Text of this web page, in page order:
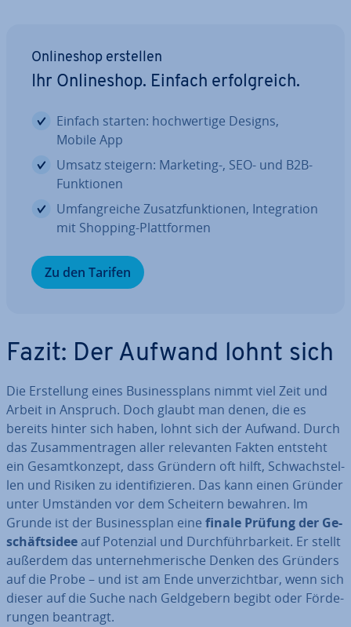
On­line­shop erstellen
Ihr On­line­shop. Einfach er­folg­reich.
Einfach starten: hoch­wer­ti­ge Designs,
Mobile App
Umsatz steigern: Marketing-, SEO- und B2B-
Funk­tio­nen
Um­fang­rei­che Zu­satz­funk­tio­nen, In­te­gra­ti­on
mit Shopping-Platt­for­men
Zu den Tarifen
Fazit: Der Aufwand lohnt sich
Die Er­stel­lung eines Busi­ness­plans nimmt viel Zeit und
Arbeit in Anspruch. Doch glaubt man denen, die es
bereits hinter sich haben, lohnt sich der Aufwand. Durch
das Zu­sam­men­tra­gen aller re­le­van­ten Fakten entsteht
ein Ge­samt­kon­zept, dass Gründern oft hilft, Schwach­stel­
len und Risiken zu iden­ti­fi­zie­ren. Das kann einen Gründer
unter Umständen vor dem Scheitern bewahren. Im
Grunde ist der Busi­ness­plan eine finale Prüfung der Ge­
schäfts­ideeauf Potenzial und Durch­führ­bar­keit. Er stellt
außerdem das un­ter­neh­me­ri­sche Denken des Gründers
auf die Probe – und ist am Ende un­ver­zicht­bar, wenn sich
dieser auf die Suche nach Geld­ge­bern begibt oder För­de­
run­gen beantragt.